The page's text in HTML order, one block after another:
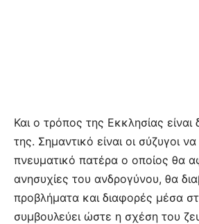
Και ο τρόπος της Εκκλησίας
της. Σημαντικό είναι οι σύζυγοι
πνευματικό πατέρα ο οποίος θα
ανησυχίες του ανδρογύνου, θα
προβλήματα και διαφορές μέσα
συμβουλεύει ώστε η σχέση του